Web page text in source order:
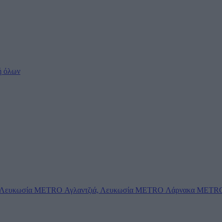
όλων
METRO Αγλαντζιά, Λευκωσία METRO Λάρνακα